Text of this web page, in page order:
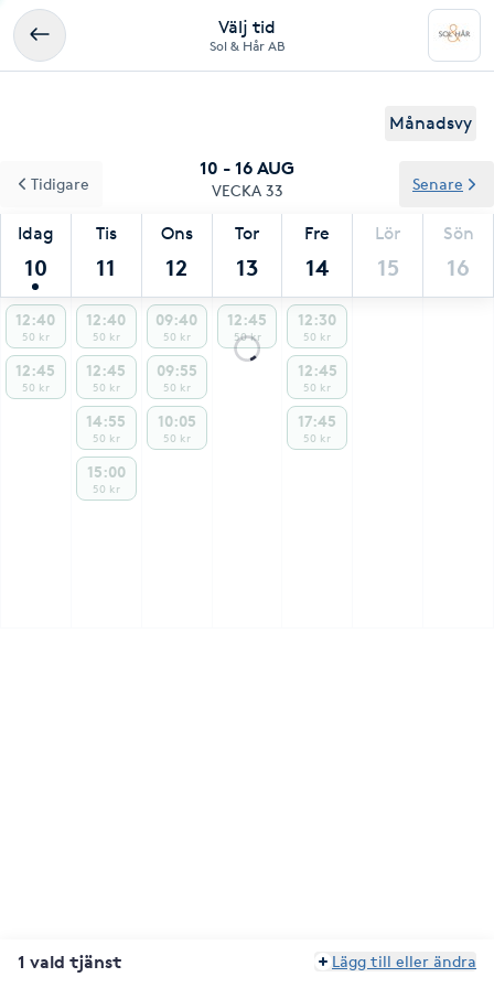
Välj tid
Sol & Hår AB
Månadsvy
10 - 16 AUG
VECKA 33
Idag
10
Tis
11
Ons
12
Tor
13
Fre
14
Lör
15
Sön
16
Tidigare Senare
12:40
50 kr
12:45
50 kr
12:40
50 kr
12:45
50 kr
14:55
50 kr
15:00
50 kr
09:40
50 kr
09:55
50 kr
10:05
50 kr
12:45
50 kr
12:30
50 kr
12:45
50 kr
17:45
50 kr
1 vald tjänst Lägg till eller ändra